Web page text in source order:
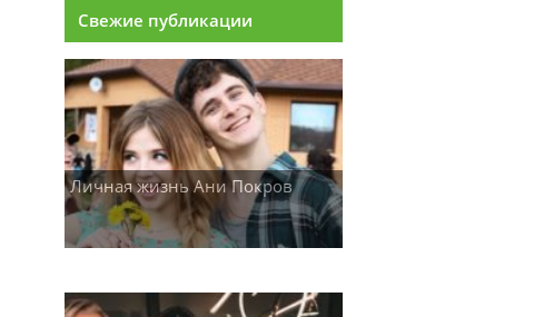
Свежие публикации
Личная жизнь Ани Покров